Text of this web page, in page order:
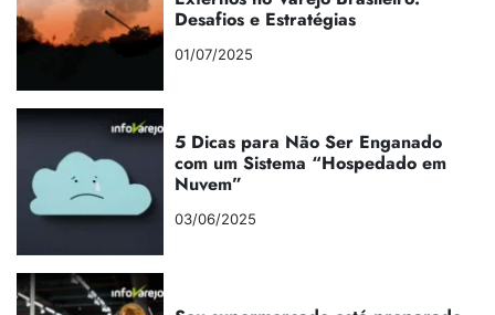
Desafios e Estratégias
01/07/2025
5 Dicas para Não Ser Enganado
com um Sistema “Hospedado em
Nuvem”
03/06/2025